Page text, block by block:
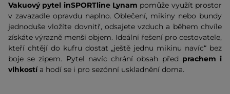
Vakuový pytel inSPORTline Lynam pomůže využít prostor
v zavazadle opravdu naplno. Oblečení, mikiny nebo bundy
jednoduše vložíte dovnitř, odsajete vzduch a během chvíle
získáte výrazně menší objem. Ideální řešení pro cestovatele,
kteří chtějí do kufru dostat „ještě jednu mikinu navíc“ bez
boje se zipem. Pytel navíc chrání obsah před prachem i
vlhkostía hodí se i pro sezónní uskladnění doma.